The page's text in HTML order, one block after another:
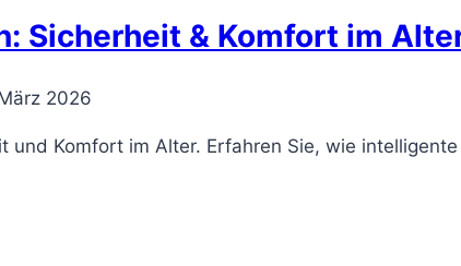
Sicherheit & Komfort im
2026
und Komfort im Alter. Erfahren Sie, wie